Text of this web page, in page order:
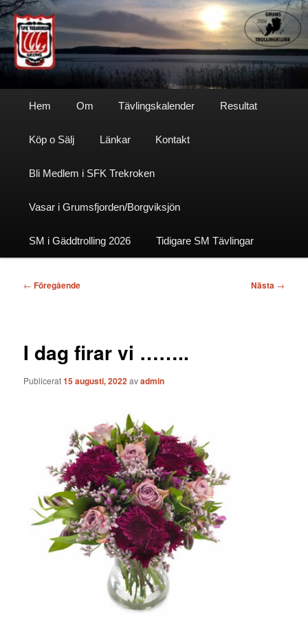
Hoppa
till
primärt
innehållSfktrekroken
Hem Om Tävlingskalender Resultat
Köp o Sälj Länkar Kontakt
Bli Medlem i SFK Trekroken
Vasar i Grumsfjorden/Borgviksjön
SM i Gäddtrolling 2026 Tidigare SM Tävlingar
Inläggsnavigering
← Föregående Nästa →
I dag firar vi ……..
Publicerat15 augusti, 2022avadmin